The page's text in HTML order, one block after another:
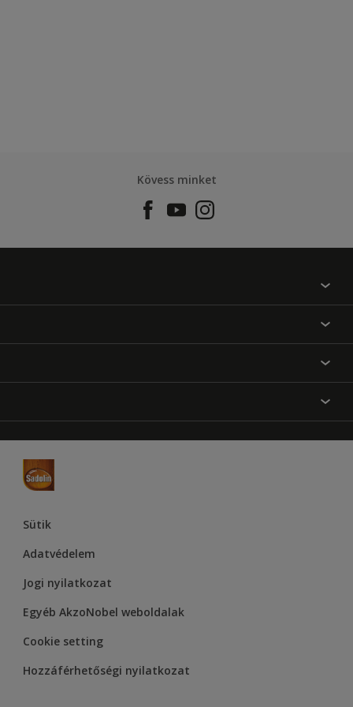
Kövess minket
Üzlet kereső
Inspiráció
Hozzáférhetőség
Dulux
Supralux
Sütik
Adatvédelem
Jogi nyilatkozat
Egyéb AkzoNobel weboldalak
Cookie setting
Hozzáférhetőségi nyilatkozat